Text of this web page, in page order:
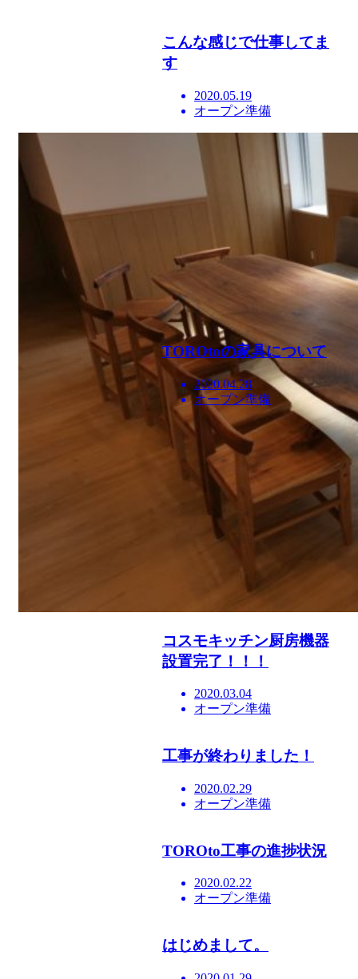
こんな感じで仕事してま
す
2020.05.19
オープン準備
TOROtoの家具について
2020.04.28
オープン準備
コスモキッチン厨房機器
設置完了！！！
2020.03.04
オープン準備
工事が終わりました！
2020.02.29
オープン準備
TOROto工事の進捗状況
2020.02.22
オープン準備
はじめまして。